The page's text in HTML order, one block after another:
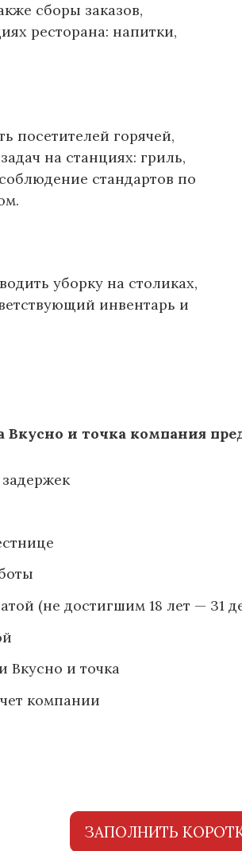
сборы заказов,
ресторана: напитки,
посетителей горячей,
на станциях: гриль,
стандартов по
уборку на столиках,
инвентарь и
Вкусно и точка компания
(не достигшим 18 лет — 31
Вкусно и точка
компании
ЗАПОЛНИТЬ